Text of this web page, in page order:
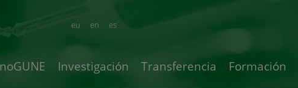
en es
eu
Investigación Transferencia Formación